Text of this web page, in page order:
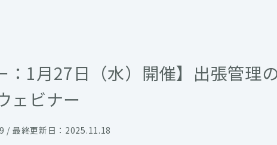
：1月27日（水）開催】出張管理
ェビナー
/ 最終更新日：2025.11.18